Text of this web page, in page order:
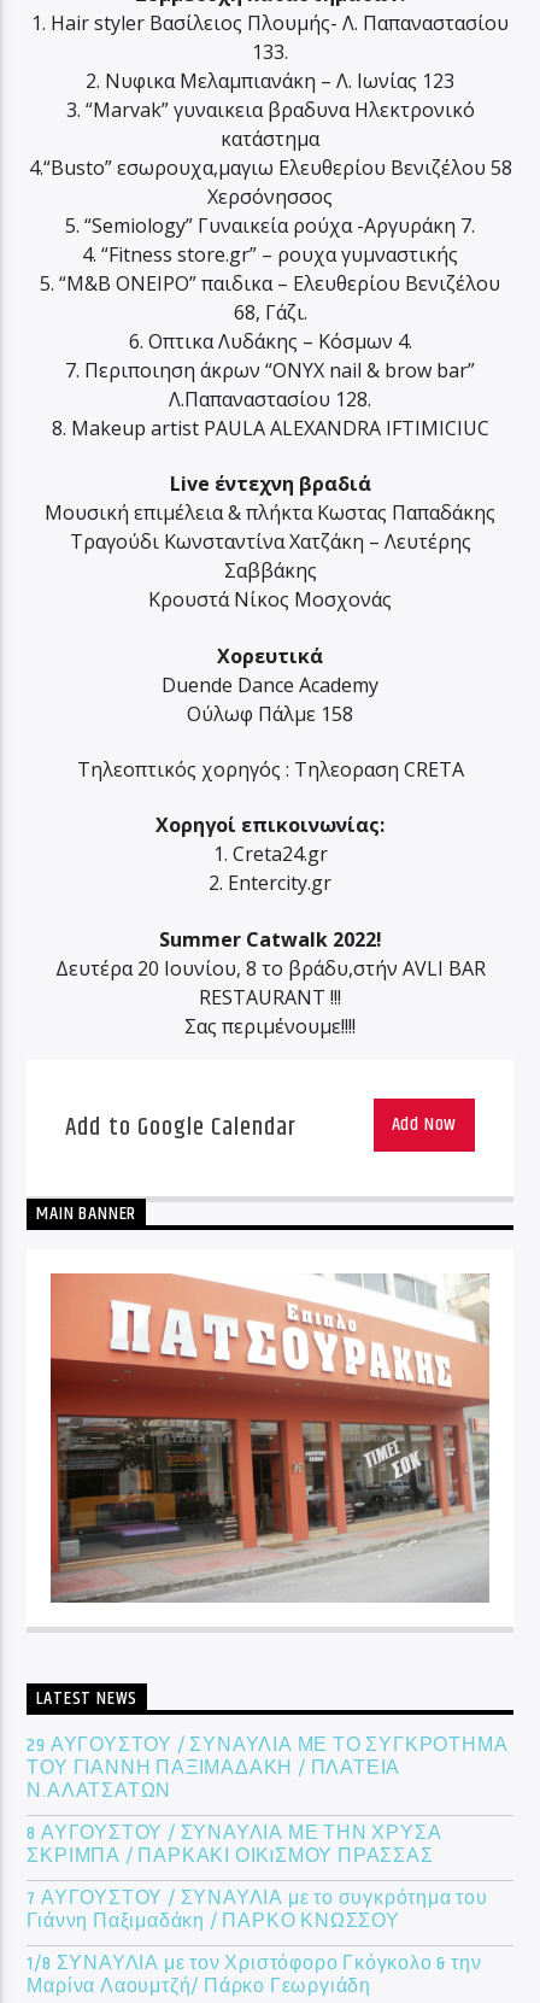
1. Hair styler Bασίλειος Πλουμής- Λ. Παπαναστασίου
133.
2. Νυφικα Μελαμπιανάκη – Λ. Ιωνίας 123
3. “Μarvak” γυναικεια βραδυνα Ηλεκτρονικό
κατάστημα
4.“Busto” εσωρουχα,μαγιω Ελευθερίου Βενιζέλου 58
Χερσόνησσος
5. “Semiology” Γυναικεία ρούχα -Αργυράκη 7.
4. “Fitness store.gr” – ρουχα γυμναστικής
5. “M&B ΟΝΕΙΡΟ” παιδικα – Ελευθερίου Βενιζέλου
68, Γάζι.
6. Οπτικα Λυδάκης – Κόσμων 4.
7. Περιποιηση άκρων “ΟNYX nail & brow bar”
Λ.Παπαναστασίου 128.
8. Makeup artist PAULA ALEXANDRA IFTIMICIUC
Live έντεχνη βραδιά
Μουσική επιμέλεια & πλήκτα Κωστας Παπαδάκης
Τραγούδι Κωνσταντίνα Χατζάκη – Λευτέρης
Σαββάκης
Κρουστά Νίκος Μοσχονάς
Χορευτικά
Duende Dance Academy
Ούλωφ Πάλμε 158
Τηλεοπτικός χορηγός : Τηλεοραση CRETA
Χορηγοί επικοινωνίας:
1. Creta24.gr
2. Entercity.gr
Summer Catwalk 2022!
Δευτέρα 20 Ιουνίου, 8 το βράδυ,στήν AVLI BAR
RESTAURANT !!!
Σας περιμένουμε!!!!
Add to Google Calendar Add Now
MAIN BANNER
LATEST NEWS
29 ΑΥΓΟΥΣΤΟΥ / ΣΥΝΑΥΛΙΑ ΜΕ ΤΟ ΣΥΓΚΡΟΤΗΜΑ
ΤΟΥ ΓΙΑΝΝΗ ΠΑΞΙΜΑΔΑΚΗ / ΠΛΑΤΕΙΑ
Ν.ΑΛΑΤΣΑΤΩΝ
8 ΑΥΓΟΥΣΤΟΥ / ΣΥΝΑΥΛΙΑ ΜΕ ΤΗΝ ΧΡΥΣΑ
ΣΚΡΙΜΠΑ / ΠΑΡΚΑΚΙ ΟΙΚIΣΜΟΥ ΠΡΑΣΣΑΣ
7 ΑΥΓΟΥΣΤΟΥ / ΣΥΝΑΥΛΙΑ με το συγκρότημα του
Γιάννη Παξιμαδάκη / ΠΑΡΚΟ ΚΝΩΣΣΟΥ
1/8 ΣΥΝΑΥΛΙΑ με τον Χριστόφορο Γκόγκολο & την
Μαρίνα Λαουμτζή/ Πάρκο Γεωργιάδη